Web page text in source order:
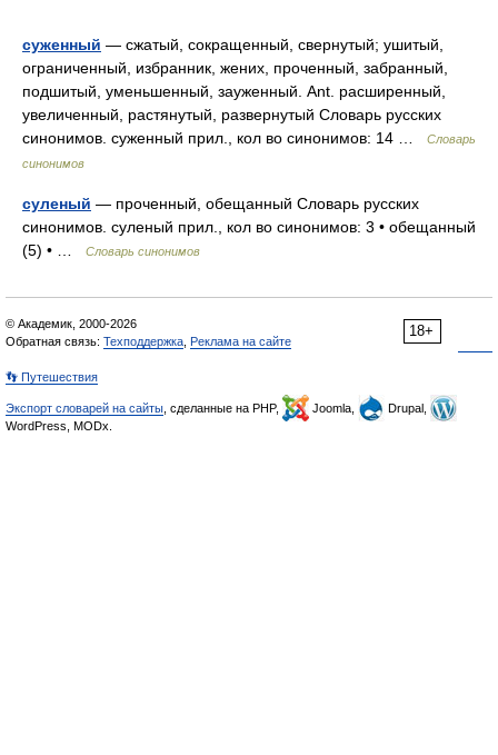
суженный — сжатый, сокращенный, свернутый; ушитый,
ограниченный, избранник, жених, проченный, забранный,
подшитый, уменьшенный, зауженный. Ant. расширенный,
увеличенный, растянутый, развернутый Словарь русских
синонимов. суженный прил., кол во синонимов: 14 …
Словарь
синонимов
суленый — проченный, обещанный Словарь русских
синонимов. суленый прил., кол во синонимов: 3 • обещанный
(5) • …
Словарь синонимов
18+
© Академик, 2000-2026
Обратная связь: Техподдержка Реклама на сайте
👣 Путешествия
Экспорт словарей на сайты , сделанные на PHP, Joomla,
Drupal,
WordPress, MODx.